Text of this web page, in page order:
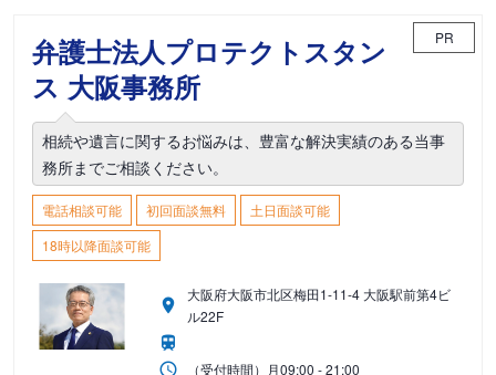
弁護士法人プロテクトスタン
ス 大阪事務所
PR
相続や遺言に関するお悩みは、豊富な解決実績のある当事
務所までご相談ください。
電話相談可能 初回面談無料
土日面談可能
18時以降面談可能
大阪府大阪市北区梅田1-11-4 大阪駅前第4ビ
ル22F
（受付時間） 月09:00 - 21:00